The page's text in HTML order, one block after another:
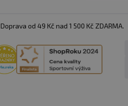
Doprava od 49 Kč nad 1 500 Kč ZDARMA.